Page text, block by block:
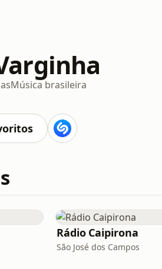
Música brasileira
Rádio Caipirona
São José dos Campos